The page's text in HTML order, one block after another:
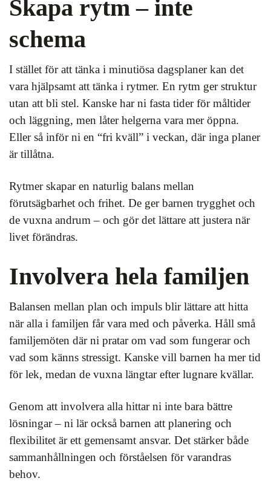
Skapa rytm – inte
schema
I stället för att tänka i minutiösa dagsplaner kan det
vara hjälpsamt att tänka i rytmer. En rytm ger struktur
utan att bli stel. Kanske har ni fasta tider för måltider
och läggning, men låter helgerna vara mer öppna.
Eller så inför ni en “fri kväll” i veckan, där inga planer
är tillåtna.
Rytmer skapar en naturlig balans mellan
förutsägbarhet och frihet. De ger barnen trygghet och
de vuxna andrum – och gör det lättare att justera när
livet förändras.
Involvera hela familjen
Balansen mellan plan och impuls blir lättare att hitta
när alla i familjen får vara med och påverka. Håll små
familjemöten där ni pratar om vad som fungerar och
vad som känns stressigt. Kanske vill barnen ha mer tid
för lek, medan de vuxna längtar efter lugnare kvällar.
Genom att involvera alla hittar ni inte bara bättre
lösningar – ni lär också barnen att planering och
flexibilitet är ett gemensamt ansvar. Det stärker både
sammanhållningen och förståelsen för varandras
behov.